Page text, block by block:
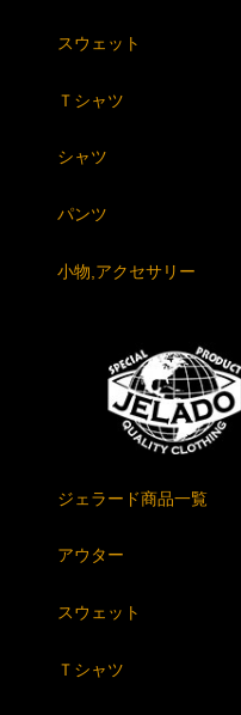
スウェット
Ｔシャツ
シャツ
パンツ
小物,アクセサリー
ジェラード商品一覧
アウター
スウェット
Ｔシャツ